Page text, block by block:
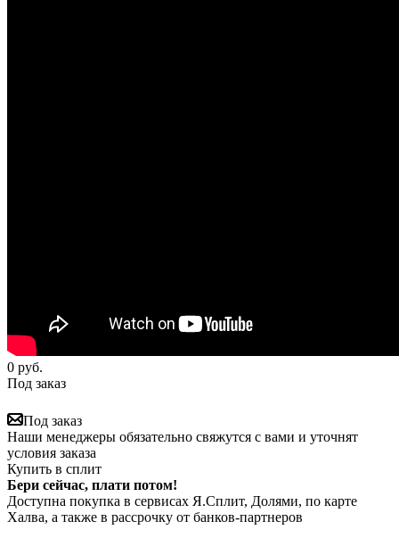
0 руб.
Под заказ
Под заказ
Наши менеджеры обязательно свяжутся с вами и уточнят
условия заказа
Купить в сплит
Бери сейчас, плати потом!
Доступна покупка в сервисах Я.Сплит, Долями, по карте
Халва, а также в рассрочку от банков-партнеров